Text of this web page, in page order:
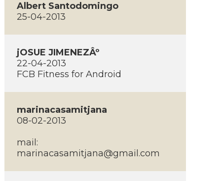
Albert Santodomingo
25-04-2013
jOSUE JIMENEZÂº
22-04-2013
FCB Fitness for Android
marinacasamitjana
08-02-2013
mail:
marinacasamitjana@gmail.com